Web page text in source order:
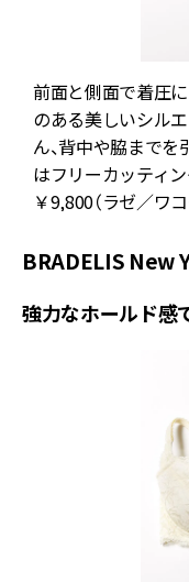
前面と側面で着圧
のある美しいシル
ん、背中や脇まで
はフリーカッティン
￥9,800（ラゼ／ワコ
BRADELIS New
強力なホールド感